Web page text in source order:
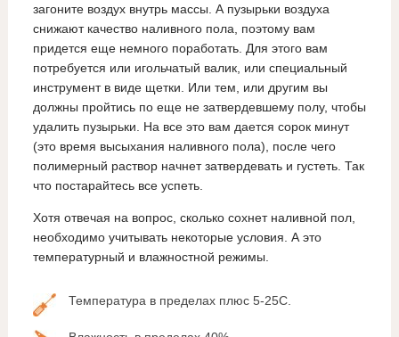
загоните воздух внутрь массы. А пузырьки воздуха
снижают качество наливного пола, поэтому вам
придется еще немного поработать. Для этого вам
потребуется или игольчатый валик, или специальный
инструмент в виде щетки. Или тем, или другим вы
должны пройтись по еще не затвердевшему полу, чтобы
удалить пузырьки. На все это вам дается сорок минут
(это время высыхания наливного пола), после чего
полимерный раствор начнет затвердевать и густеть. Так
что постарайтесь все успеть.
Хотя отвечая на вопрос, сколько сохнет наливной пол,
необходимо учитывать некоторые условия. А это
температурный и влажностной режимы.
Температура в пределах плюс 5-25С.